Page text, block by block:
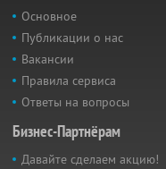
Основное
Публикации о нас
Вакансии
Правила сервиса
Ответы на вопросы
Бизнес-Партнёрам
Давайте сделаем акцию!